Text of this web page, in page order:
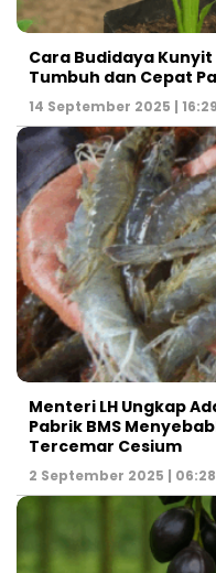
Cara Budidaya
Tumbuh dan Cepat
14 September 2025 |
Menteri LH Ungkap
Pabrik BMS
Tercemar Cesium
2 September 2025 |